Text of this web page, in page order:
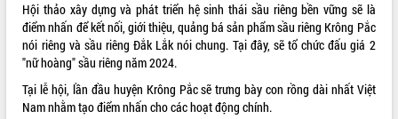
Kỳ họp thứ Hai, Hội đồng nhân dân
tỉnh khóa XI quyết nghị nhiều nội dung
quan trọng
Bí thư Tỉnh ủy Lương Nguyễn Minh
Triết thăm, tặng quà người có công với
cách mạng
LIÊN KẾT WEB
Hội thảo xây dựng và phát triển hệ sinh thái sầu riêng bền vững sẽ là
điểm nhấn để kết nối, giới thiệu, quảng bá sản phẩm sầu riêng Krông Pắc
nói riêng và sầu riêng Đắk Lắk nói chung. Tại đây, sẽ tổ chức đấu giá 2
"nữ hoàng" sầu riêng năm 2024.
Tại lễ hội, lần đầu huyện Krông Pắc sẽ trưng bày con rồng dài nhất Việt
Nam nhằm tạo điểm nhấn cho các hoạt động chính.